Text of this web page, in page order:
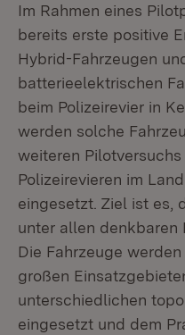
Im Rahmen eines
bereits erste positive
Hybrid-Fahrzeugen
batterieelektrischen
beim Polizeirevier in
werden solche
weiteren
Polizeirevieren im
eingesetzt. Ziel ist es,
unter allen denkbaren
Die Fahrzeuge
großen
unterschiedlichen
eingesetzt und dem